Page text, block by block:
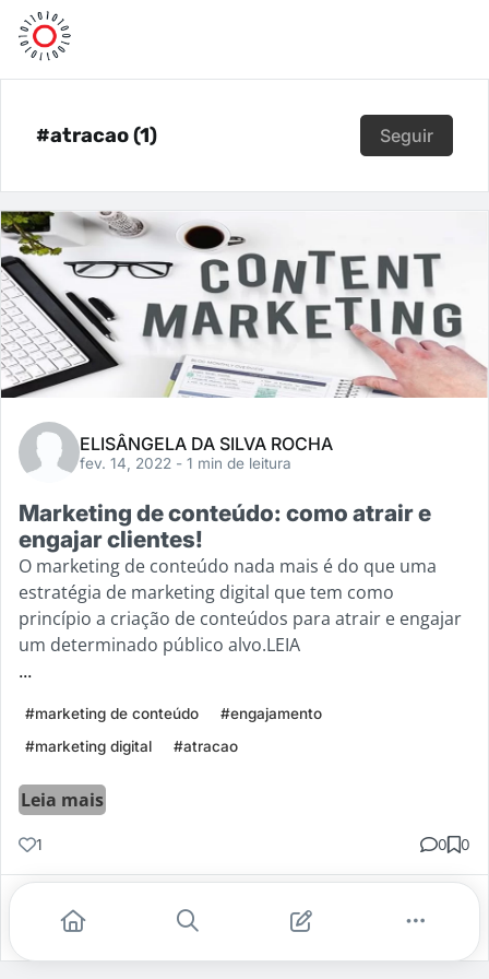
#atracao (1) Seguir
ELISÂNGELA DA SILVA ROCHA
fev. 14, 2022 - 1 min de leitura
Marketing de conteúdo: como atrair e
engajar clientes!
O marketing de conteúdo nada mais é do que uma
estratégia de marketing digital que tem como
princípio a criação de conteúdos para atrair e engajar
um determinado público alvo.LEIA
...
#marketing de conteúdo
#engajamento
#marketing digital
#atracao
Leia mais
1 0 0
Gostei Comentar Salvar